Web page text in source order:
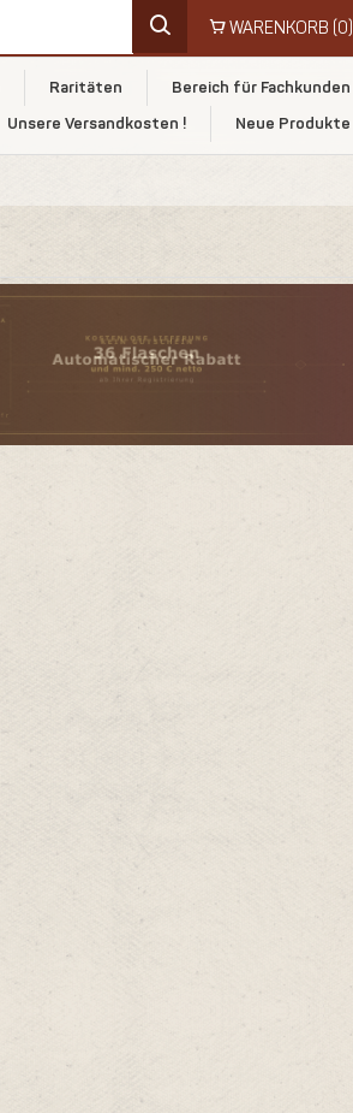
WARENKORB (0)
Raritäten
Bereich für Fachkunden
Unsere Versandkosten !
Neue Produkte